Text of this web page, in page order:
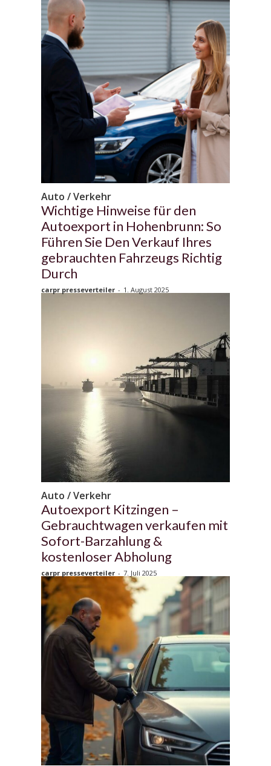
Auto / Verkehr
Wichtige Hinweise für den
Autoexport in Hohenbrunn: So
Führen Sie Den Verkauf Ihres
gebrauchten Fahrzeugs Richtig
Durch
carpr presseverteiler - 1. August 2025
Auto / Verkehr
Autoexport Kitzingen –
Gebrauchtwagen verkaufen mit
Sofort-Barzahlung &
kostenloser Abholung
carpr presseverteiler - 7. Juli 2025